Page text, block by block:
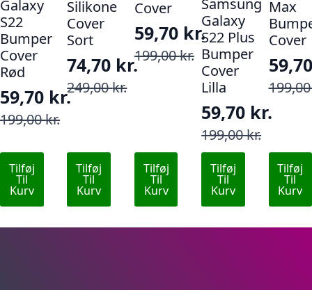
Galaxy
S22
Bumper
Cover
Rød
199,00kr.
Den
pris
var:
199,00 kr..
59,70 kr.
Den
pris
er:
59,70 kr..
Tilføj
Til
Kurv
Silikone
Cover
Sort
249,00kr.
Den
oprindelige
var:
249,00 kr..
74,70 kr.
Den
aktuelle
er:
74,70 kr..
Tilføj
Til
Kurv
Cover
199,00kr.
Den
oprindelige
199,00 kr..
59,70 kr.
Den
aktuelle
59,70 kr..
Tilføj
Til
Kurv
Samsung
Galaxy
S22 Plus
Bumper
Cover
Lilla
199,00kr.
Den
oprindelige
pris
var:
59,70 kr.
Den
aktuelle
pris
er:
Tilføj
Til
Kurv
Max
Cover
Den
pris
var:
Den
pris
er:
Tilføj
Til
Kurv